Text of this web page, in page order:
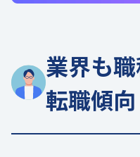
業界も
転職傾向